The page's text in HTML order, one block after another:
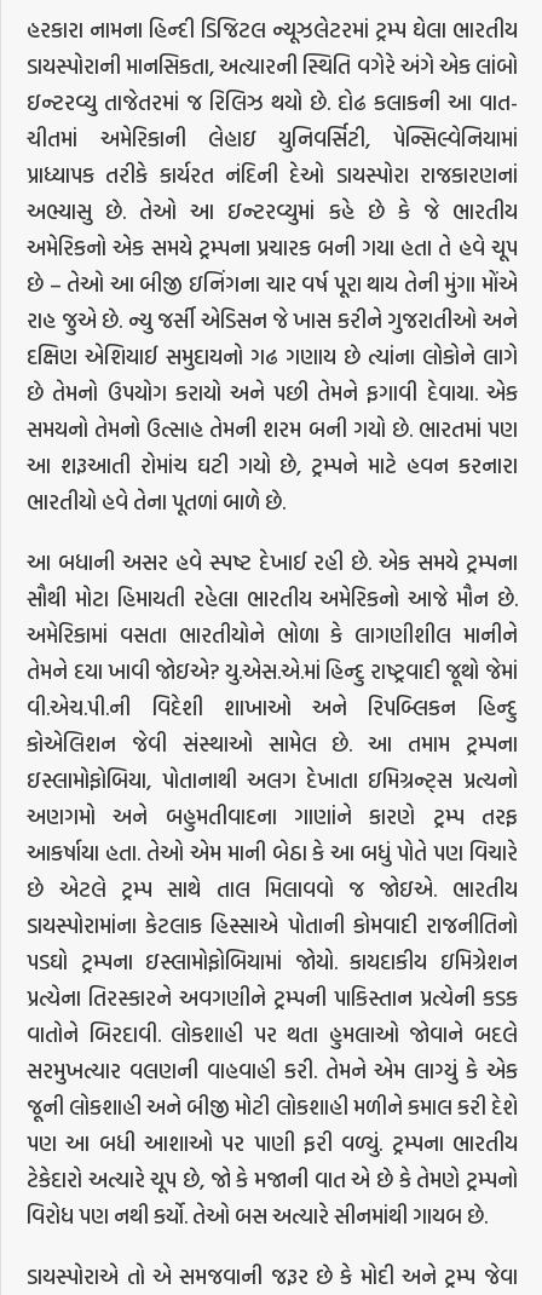
હરકારા નામના હિન્દી ડિજિટલ ન્યૂઝલેટરમાં ટ્રમ્પ ઘેલા ભારતીય
ડાયસ્પોરાની માનસિકતા, અત્યારની સ્થિતિ વગેરે અંગે એક લાંબો
ઇન્ટરવ્યુ તાજેતરમાં જ રિલિઝ થયો છે. દોઢ કલાકની આ વાત-
ચીતમાં અમેરિકાની લેહાઇ યુનિવર્સિટી, પેન્સિલ્વેનિયામાં
પ્રાધ્યાપક તરીકે કાર્યરત નંદિની દેઓ ડાયસ્પોરા રાજકારણનાં
અભ્યાસુ છે. તેઓ આ ઇન્ટરવ્યુમાં કહે છે કે જે ભારતીય
અમેરિકનો એક સમયે ટ્રમ્પના પ્રચારક બની ગયા હતા તે હવે ચૂપ
છે – તેઓ આ બીજી ઇનિંગના ચાર વર્ષ પૂરા થાય તેની મુંગા મોંએ
રાહ જુએ છે. ન્યુ જર્સી એડિસન જે ખાસ કરીને ગુજરાતીઓ અને
દક્ષિણ એશિયાઈ સમુદાયનો ગઢ ગણાય છે ત્યાંના લોકોને લાગે
છે તેમનો ઉપયોગ કરાયો અને પછી તેમને ફગાવી દેવાયા. એક
સમયનો તેમનો ઉત્સાહ તેમની શરમ બની ગયો છે. ભારતમાં પણ
આ શરૂઆતી રોમાંચ ઘટી ગયો છે, ટ્રમ્પને માટે હવન કરનારા
ભારતીયો હવે તેના પૂતળાં બાળે છે.
આ બધાની અસર હવે સ્પષ્ટ દેખાઈ રહી છે. એક સમયે ટ્રમ્પના
સૌથી મોટા હિમાયતી રહેલા ભારતીય અમેરિકનો આજે મૌન છે.
અમેરિકામાં વસતા ભારતીયોને ભોળા કે લાગણીશીલ માનીને
તેમને દયા ખાવી જોઇએ? યુ.એસ.એ.માં હિન્દુ રાષ્ટ્રવાદી જૂથો જેમાં
વી.એચ.પી.ની વિદેશી શાખાઓ અને રિપબ્લિકન હિન્દુ
કોએલિશન જેવી સંસ્થાઓ સામેલ છે. આ તમામ ટ્રમ્પના
ઇસ્લામોફોબિયા, પોતાનાથી અલગ દેખાતા ઇમિગ્રન્ટ્સ પ્રત્યનો
અણગમો અને બહુમતીવાદના ગાણાંને કારણે ટ્રમ્પ તરફ
આકર્ષાયા હતા. તેઓ એમ માની બેઠા કે આ બધું પોતે પણ વિચારે
છે એટલે ટ્રમ્પ સાથે તાલ મિલાવવો જ જોઇએ. ભારતીય
ડાયસ્પોરામાંના કેટલાક હિસ્સાએ પોતાની કોમવાદી રાજનીતિનો
પડઘો ટ્રમ્પના ઇસ્લામોફોબિયામાં જોયો. કાયદાકીય ઇમિગ્રેશન
પ્રત્યેના તિરસ્કારને અવગણીને ટ્રમ્પની પાકિસ્તાન પ્રત્યેની કડક
વાતોને બિરદાવી. લોકશાહી પર થતા હુમલાઓ જોવાને બદલે
સરમુખત્યાર વલણની વાહવાહી કરી. તેમને એમ લાગ્યું કે એક
જૂની લોકશાહી અને બીજી મોટી લોકશાહી મળીને કમાલ કરી દેશે
પણ આ બધી આશાઓ પર પાણી ફરી વળ્યું. ટ્રમ્પના ભારતીય
ટેકેદારો અત્યારે ચૂપ છે, જો કે મજાની વાત એ છે કે તેમણે ટ્રમ્પનો
વિરોધ પણ નથી કર્યો. તેઓ બસ અત્યારે સીનમાંથી ગાયબ છે.
ડાયસ્પોરાએ તો એ સમજવાની જરૂર છે કે મોદી અને ટ્રમ્પ જેવા